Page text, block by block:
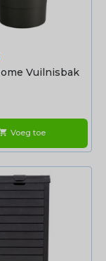
Vuilnisbak
shopping_cart Voeg toe